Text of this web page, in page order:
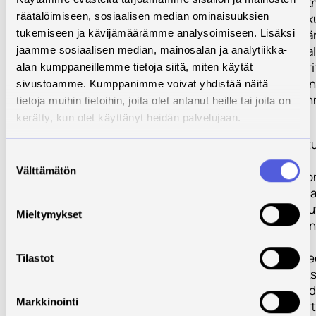
räätälöimiseen, sosiaalisen median ominaisuuksien
tukemiseen ja kävijämäärämme analysoimiseen. Lisäksi
jaamme sosiaalisen median, mainosalan ja analytiikka-
alan kumppaneillemme tietoja siitä, miten käytät
sivustoamme. Kumppanimme voivat yhdistää näitä
tietoja muihin tietoihin, joita olet antanut heille tai joita on
kerätty, kun olet käyttänyt heidän palvelujaan.
valinta
Välttämätön
Mieltymykset
Tilastot
Markkinointi
kehittyessä on
enenevissä
huomiota
ympäristön ja
toivottava ja
kehityssuunta.
Toimenpiteet
Hanke
1. Tilakäynnit
tarkastelu ja
sopivista
2. Tiedotus ja
(mm.
tietokortteja,
opintoretkiä,